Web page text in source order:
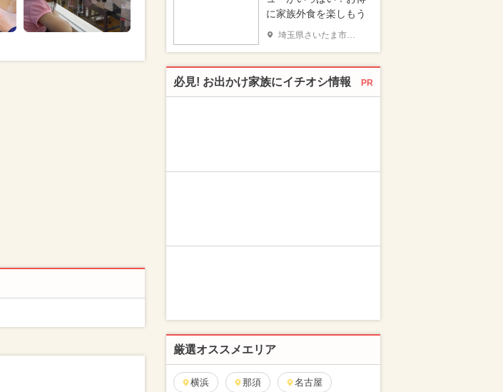
に家族外食を楽しもう
埼玉県さいたま市南区
必見! お出かけ家族にイチオシ情報 PR
厳選オススメエリア
横浜 那須 名古屋